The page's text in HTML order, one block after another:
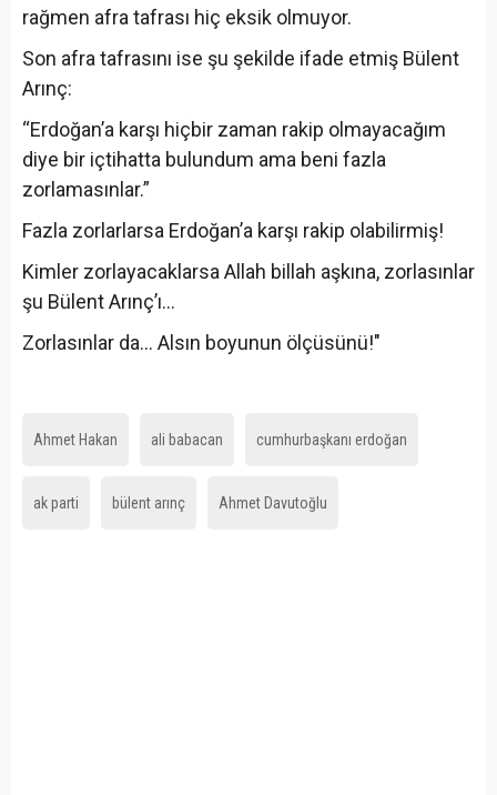
rağmen afra tafrası hiç eksik olmuyor.
Son afra tafrasını ise şu şekilde ifade etmiş Bülent
Arınç:
“Erdoğan’a karşı hiçbir zaman rakip olmayacağım
diye bir içtihatta bulundum ama beni fazla
zorlamasınlar.”
Fazla zorlarlarsa Erdoğan’a karşı rakip olabilirmiş!
Kimler zorlayacaklarsa Allah billah aşkına, zorlasınlar
şu Bülent Arınç’ı...
Zorlasınlar da... Alsın boyunun ölçüsünü!"
Ahmet Hakan ali babacan cumhurbaşkanı erdoğan
ak parti bülent arınç Ahmet Davutoğlu